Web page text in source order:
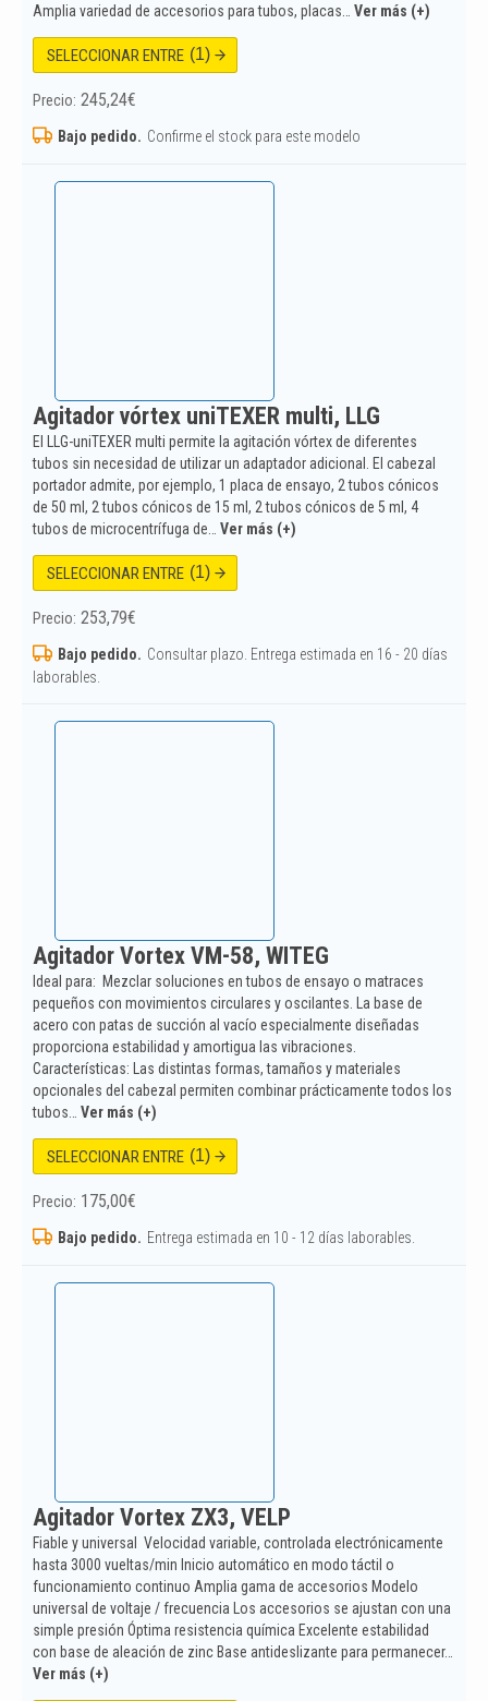
Amplia variedad de accesorios para tubos, placas… Ver más (+)
SELECCIONAR ENTRE (1)
Precio: 245,24€
Bajo pedido. Confirme el stock para este modelo
Agitador vórtex uniTEXER multi, LLG
El LLG-uniTEXER multi permite la agitación vórtex de diferentes
tubos sin necesidad de utilizar un adaptador adicional. El cabezal
portador admite, por ejemplo, 1 placa de ensayo, 2 tubos cónicos
de 50 ml, 2 tubos cónicos de 15 ml, 2 tubos cónicos de 5 ml, 4
tubos de microcentrífuga de… Ver más (+)
SELECCIONAR ENTRE (1)
Precio: 253,79€
Bajo pedido. Consultar plazo. Entrega estimada en 16 - 20 días
laborables.
Agitador Vortex VM-58, WITEG
Ideal para: Mezclar soluciones en tubos de ensayo o matraces
pequeños con movimientos circulares y oscilantes. La base de
acero con patas de succión al vacío especialmente diseñadas
proporciona estabilidad y amortigua las vibraciones.
Características: Las distintas formas, tamaños y materiales
opcionales del cabezal permiten combinar prácticamente todos los
tubos… Ver más (+)
SELECCIONAR ENTRE (1)
Precio: 175,00€
Bajo pedido. Entrega estimada en 10 - 12 días laborables.
Agitador Vortex ZX3, VELP
Fiable y universal Velocidad variable, controlada electrónicamente
hasta 3000 vueltas/min Inicio automático en modo táctil o
funcionamiento continuo Amplia gama de accesorios Modelo
universal de voltaje / frecuencia Los accesorios se ajustan con una
simple presión Óptima resistencia química Excelente estabilidad
con base de aleación de zinc Base antideslizante para permanecer…
Ver más (+)